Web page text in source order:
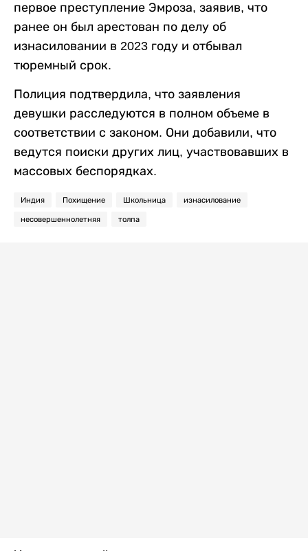
первое преступление Эмроза, заявив, что
ранее он был арестован по делу об
изнасиловании в 2023 году и отбывал
тюремный срок.
Полиция подтвердила, что заявления
девушки расследуются в полном объеме в
соответствии с законом. Они добавили, что
ведутся поиски других лиц, участвовавших в
массовых беспорядках.
Индия Похищение Школьница изнасилование
несовершеннолетняя толпа